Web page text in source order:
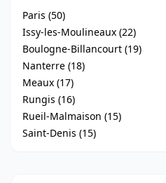
Paris (50)
Issy-les-Moulineaux (22)
Boulogne-Billancourt (19)
Nanterre (18)
Meaux (17)
Rungis (16)
Rueil-Malmaison (15)
Saint-Denis (15)